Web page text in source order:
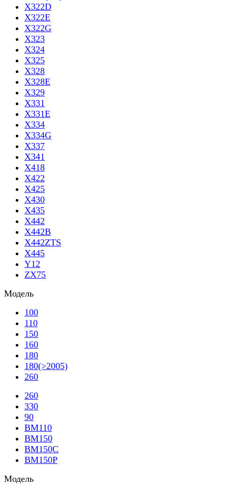
X322D
X322E
X322G
X323
X324
X325
X328
X328E
X329
X331
X331E
X334
X334G
X337
X341
X418
X422
X425
X430
X435
X442
X442B
X442ZTS
X445
Y12
ZX75
Модель
100
110
150
160
180
180(>2005)
260
260
330
90
BM110
BM150
BM150C
BM150P
Модель